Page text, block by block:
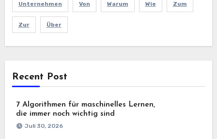
Unternehmen Von Warum Wie Zum
Zur Über
Recent Post
7 Algorithmen für maschinelles Lernen,
die immer noch wichtig sind
Juli 30, 2026